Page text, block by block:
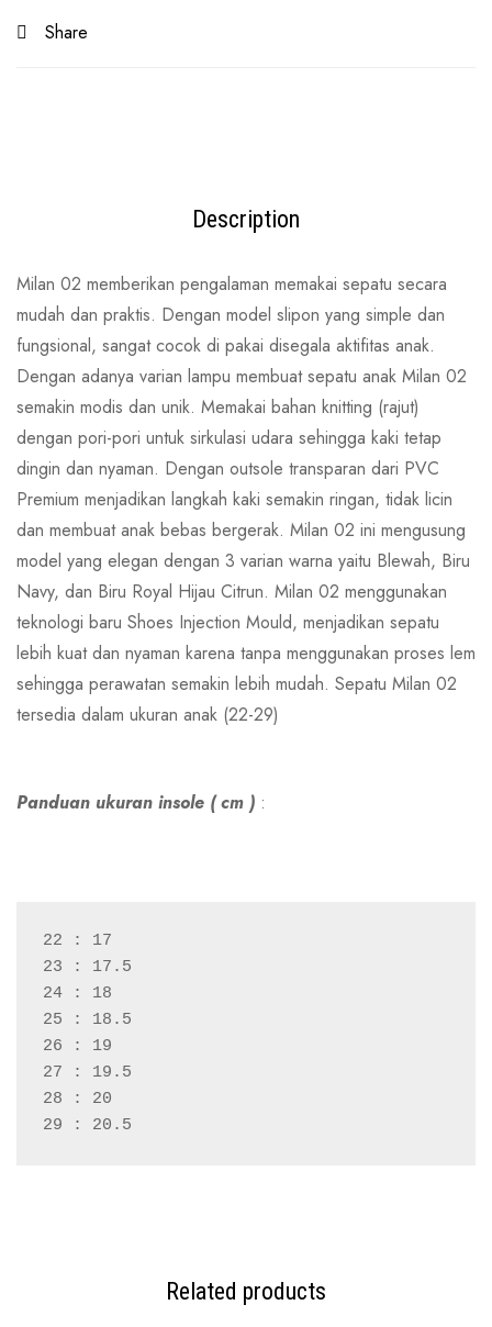
Share
Description
Milan 02 memberikan pengalaman memakai sepatu secara
mudah dan praktis. Dengan model slipon yang simple dan
fungsional, sangat cocok di pakai disegala aktifitas anak.
Dengan adanya varian lampu membuat sepatu anak Milan 02
semakin modis dan unik. Memakai bahan knitting (rajut)
dengan pori-pori untuk sirkulasi udara sehingga kaki tetap
dingin dan nyaman. Dengan outsole transparan dari PVC
Premium menjadikan langkah kaki semakin ringan, tidak licin
dan membuat anak bebas bergerak. Milan 02 ini mengusung
model yang elegan dengan 3 varian warna yaitu Blewah, Biru
Navy, dan Biru Royal Hijau Citrun. Milan 02 menggunakan
teknologi baru Shoes Injection Mould, menjadikan sepatu
lebih kuat dan nyaman karena tanpa menggunakan proses lem
sehingga perawatan semakin lebih mudah. Sepatu Milan 02
tersedia dalam ukuran anak (22-29)
Panduan ukuran insole ( cm ) :
22 : 17
23 : 17.5
24 : 18
25 : 18.5
26 : 19
27 : 19.5
28 : 20
Related products